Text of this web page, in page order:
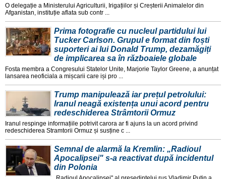
O delegație a Ministerului Agriculturii, Irigațiilor și Creșterii Animalelor din
Afganistan, instituție aflata sub contr ...
Prima fotografie cu nucleul partidului lui
Tucker Carlson. Grupul e format din foști
suporteri ai lui Donald Trump, dezamăgiți
de implicarea sa în războaiele globale
Fosta membra a Congresului Statelor Unite, Marjorie Taylor Greene, a anunțat
lansarea neoficiala a mișcarii care iși pro ...
Trump manipulează iar prețul petrolului:
Iranul neagă existența unui acord pentru
redeschiderea Strâmtorii Ormuz
Iranul respinge informațiile potrivit carora ar fi ajuns la un acord privind
redeschiderea Stramtorii Ormuz și susține c ...
Semnal de alarmă la Kremlin: „Radioul
Apocalipsei" s-a reactivat după incidentul
din Polonia